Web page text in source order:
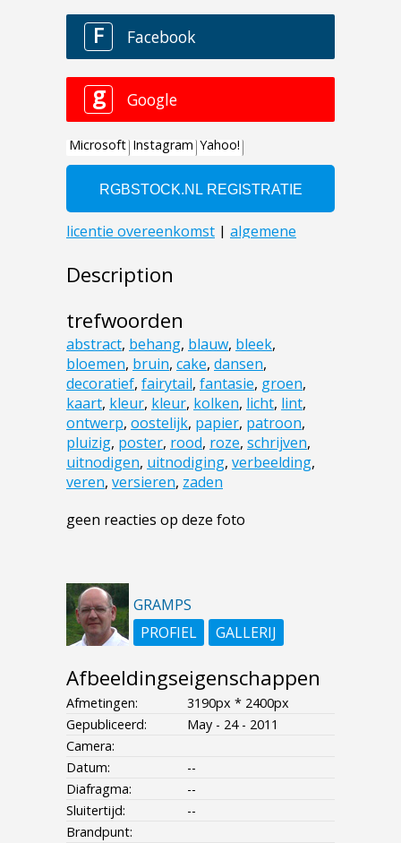
Description
trefwoorden
abstract, behang, blauw, bleek,
bloemen, bruin, cake, dansen,
decoratief, fairytail, fantasie, groen,
kaart, kleur, kleur, kolken, licht, lint,
ontwerp, oostelijk, papier, patroon,
pluizig, poster, rood, roze, schrijven,
uitnodigen, uitnodiging, verbeelding,
veren, versieren, zaden
geen reacties op deze foto
GRAMPS
PROFIEL
GALLERIJ
Afbeeldingseigenschappen
Afmetingen:
3190px * 2400px
Gepubliceerd:
May - 24 - 2011
Camera:
Datum:
--
Diafragma:
--
Sluitertijd:
--
Brandpunt: